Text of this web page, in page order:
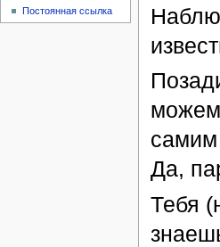
можем
Да,
Тебя
Постоянная ссылка